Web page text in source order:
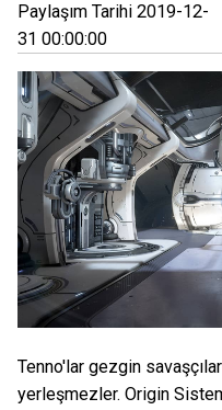
Paylaşım Tarihi 2019-12-
31 00:00:00
Tenno'lar gezgin
yerleşmezler. Origin